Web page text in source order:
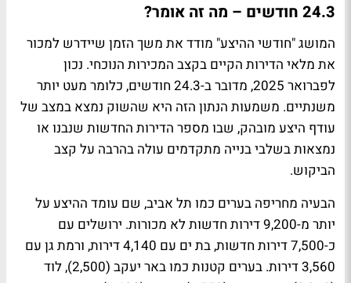
24.3 חודשים – מה זה אומר?
המושג "חודשי ההיצע" מודד את משך הזמן שיידרש למכור
את מלאי הדירות הקיים בקצב המכירות הנוכחי. נכון
לפברואר 2025, מדובר ב-24.3 חודשים, כלומר מעט יותר
משנתיים. משמעות הנתון הזה היא שהשוק נמצא במצב של
עודף היצע מובהק, שבו מספר הדירות החדשות שנבנו או
נמצאות בשלבי בנייה מתקדמים עולה בהרבה על קצב
הביקוש.
הבעיה מחריפה בערים כמו תל אביב, שם עומד ההיצע על
יותר מ-9,200 דירות חדשות לא מכורות. ירושלים עם
כ-7,500 דירות חדשות, בת ים עם 4,140 דירות, ורמת גן עם
3,560 דירות. בערים קטנות כמו באר יעקב (2,500), לוד